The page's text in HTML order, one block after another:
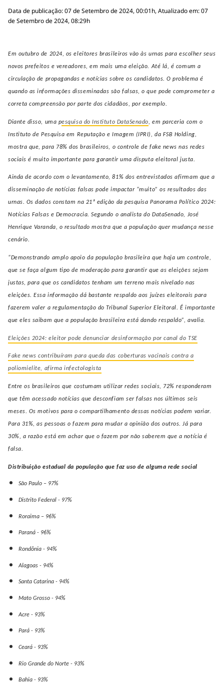
Data de publicação: 07 de Setembro de 2024, 00:01h, Atualizado em: 07
de Setembro de 2024, 08:29h
Em outubro de 2024, os eleitores brasileiros vão às urnas para escolher seus
novos prefeitos e vereadores, em mais uma eleição. Até lá, é comum a
circulação de propagandas e notícias sobre os candidatos. O problema é
quando as informações disseminadas são falsas, o que pode comprometer a
correta compreensão por parte dos cidadãos, por exemplo.
Diante disso, uma pesquisa do Instituto DataSenado, em parceria com o
Instituto de Pesquisa em Reputação e Imagem (IPRI), da FSB Holding,
mostra que, para 78% dos brasileiros, o controle de fake news nas redes
sociais é muito importante para garantir uma disputa eleitoral justa.
Ainda de acordo com o levantamento, 81% dos entrevistados afirmam que a
disseminação de notícias falsas pode impactar “muito” os resultados das
urnas. Os dados constam na 21ª edição da pesquisa Panorama Político 2024:
Notícias Falsas e Democracia. Segundo o analista do DataSenado, José
Henrique Varanda, o resultado mostra que a população quer mudança nesse
cenário.
“Demonstrando amplo apoio da população brasileira que haja um controle,
que se faça algum tipo de moderação para garantir que as eleições sejam
justas, para que os candidatos tenham um terreno mais nivelado nas
eleições. Essa informação dá bastante respaldo aos juízes eleitorais para
fazerem valer a regulamentação do Tribunal Superior Eleitoral. É importante
que eles saibam que a população brasileira está dando respaldo”, avalia.
Eleições 2024: eleitor pode denunciar desinformação por canal do TSE
Fake news contribuíram para queda das coberturas vacinais contra a
poliomielite, afirma infectologista
Entre os brasileiros que costumam utilizar redes sociais, 72% responderam
que têm acessado notícias que desconfiam ser falsas nos últimos seis
meses. Os motivos para o compartilhamento dessas notícias podem variar.
Para 31%, as pessoas o fazem para mudar a opinião dos outros. Já para
30%, a razão está em achar que o fazem por não saberem que a notícia é
falsa.
Distribuição estadual da população que faz uso de alguma rede social
São Paulo – 97%
Distrito Federal - 97%
Roraima – 96%
Paraná - 96%
Rondônia - 94%
Alagoas - 94%
Santa Catarina - 94%
Mato Grosso - 94%
Acre - 93%
Pará - 93%
Ceará - 93%
Rio Grande do Norte - 93%
Bahia - 93%